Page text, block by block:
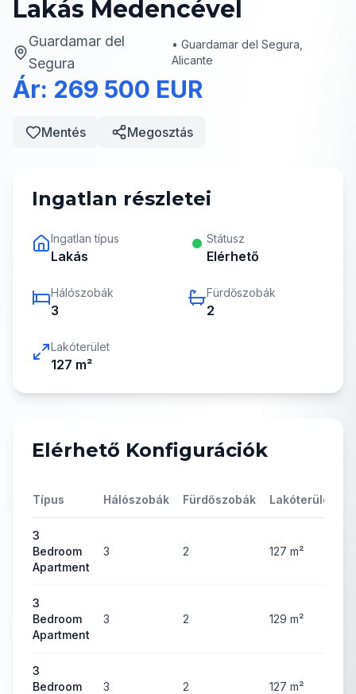
Lakás Medencével
Guardamar del
Segura
• Guardamar del Segura,
Alicante
Ár: 269 500 EUR
Mentés Megosztás
Ingatlan részletei
Ingatlan típus
Lakás
Státusz
Elérhető
Hálószobák
3
Fürdőszobák
2
Lakóterület
127 m²
Elérhető Konfigurációk
Típus Hálószobák Fürdőszobák Lakóterület
3
Bedroom
Apartment
3 2 127 m²
3
Bedroom
Apartment
3 2 129 m²
3
Bedroom
3 2 127 m²